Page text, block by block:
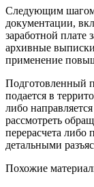
Следующим шагом
документации,
заработной плате
архивные
применение
Подготовленный
подается в
либо
рассмотреть
перерасчета либо
детальными
Похожие